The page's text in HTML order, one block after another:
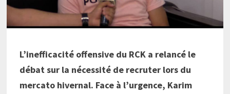
L’inefficacité offensive du RCK a relancé le
débat sur la nécessité de recruter lors du
mercato hivernal. Face à l’urgence, Karim